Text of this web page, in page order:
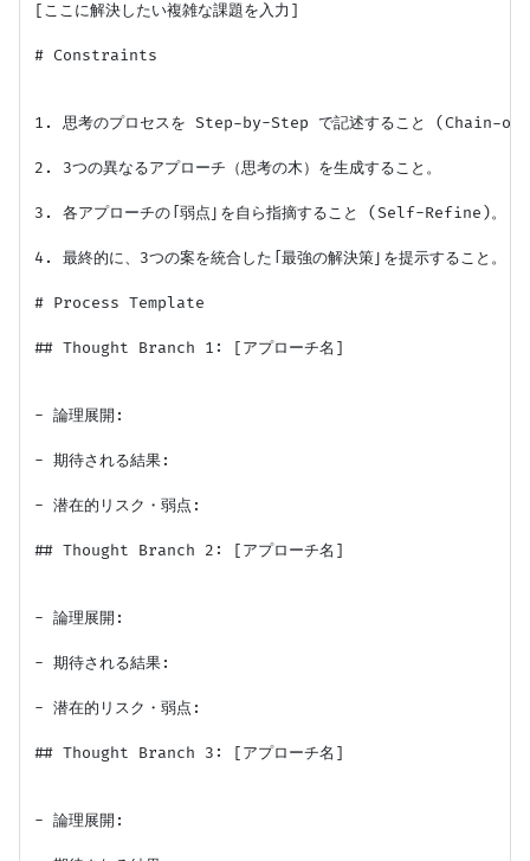
[ここに解決したい複雑な課題を入力]
# Constraints
1. 思考のプロセスを Step-by-Step で記述すること (Chain-
2. 3つの異なるアプローチ（思考の木）を生成すること。
3. 各アプローチの「弱点」を自ら指摘すること (Self-Refine)。
4. 最終的に、3つの案を統合した「最強の解決策」を提示すること。
# Process Template
## Thought Branch 1: [アプローチ名]
- 論理展開:
- 期待される結果:
- 潜在的リスク・弱点:
## Thought Branch 2: [アプローチ名]
- 論理展開:
- 期待される結果:
- 潜在的リスク・弱点:
## Thought Branch 3: [アプローチ名]
- 論理展開: